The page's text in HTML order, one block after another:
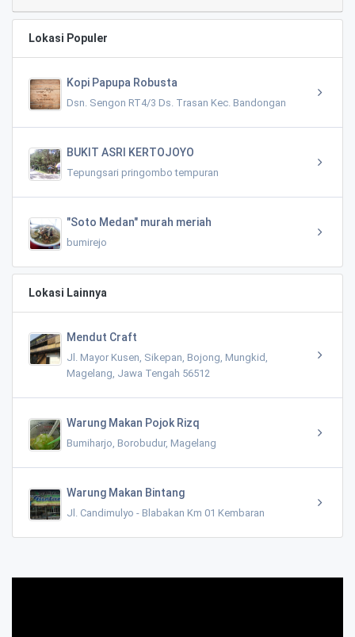
Lokasi Populer
Kopi Papupa Robusta
Dsn. Sengon RT4/3 Ds. Trasan Kec. Bandongan
BUKIT ASRI KERTOJOYO
Tepungsari pringombo tempuran
"Soto Medan" murah meriah
bumirejo
Lokasi Lainnya
Mendut Craft
Jl. Mayor Kusen, Sikepan, Bojong, Mungkid,
Magelang, Jawa Tengah 56512
Warung Makan Pojok Rizq
Bumiharjo, Borobudur, Magelang
Warung Makan Bintang
Jl. Candimulyo - Blabakan Km 01 Kembaran